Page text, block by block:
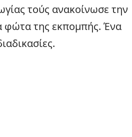
τούς ανακοίνωσε την
φώτα της εκπομπής. Ένα